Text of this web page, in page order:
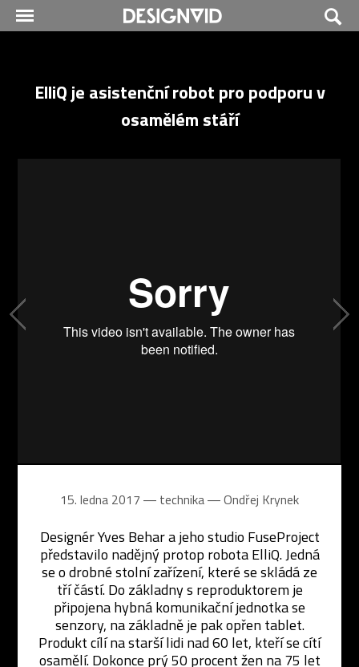
ElliQ je asistenční robot pro podporu v
osamělém stáří
15. ledna 2017 ― technika ―Ondřej Krynek
Designér Yves Behar a jeho studio FuseProject
představilo nadějný protop robota ElliQ. Jedná
se o drobné stolní zařízení, které se skládá ze
tří částí. Do základny s reproduktorem je
připojena hybná komunikační jednotka se
senzory, na základně je pak opřen tablet.
Produkt cílí na starší lidi nad 60 let, kteří se cítí
osamělí. Dokonce prý 50 procent žen na 75 let